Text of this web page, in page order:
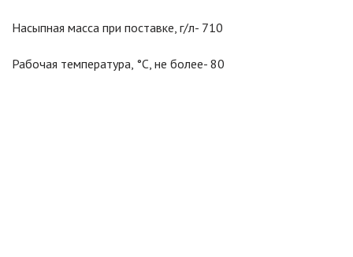
Насыпная масса при поставке, г/л- 710
Рабочая температура, °С, не более- 80